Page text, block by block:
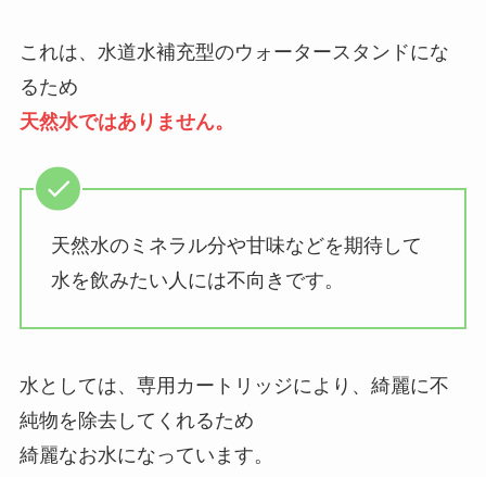
これは、水道水補充型のウォータースタンドにな
るため
天然水ではありません。
天然水のミネラル分や甘味などを期待して
水を飲みたい人には不向きです。
水としては、専用カートリッジにより、綺麗に不
純物を除去してくれるため
綺麗なお水になっています。